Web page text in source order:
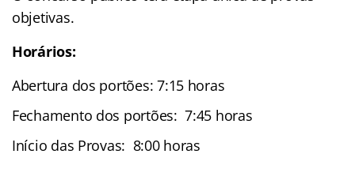
objetivas.
Horários:
Abertura dos portões: 7:15 horas
Fechamento dos portões: 7:45 horas
Início das Provas: 8:00 horas